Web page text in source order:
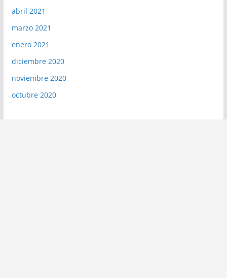
abril 2021
marzo 2021
enero 2021
diciembre 2020
noviembre 2020
octubre 2020